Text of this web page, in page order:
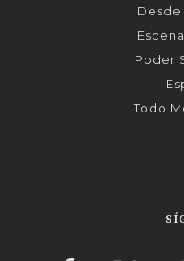
Desde
Poder
Todo